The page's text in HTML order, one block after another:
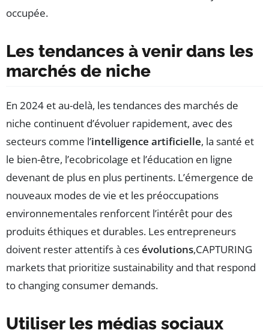
occupée.
Les tendances à venir dans les
marchés de niche
En 2024 et au-delà, les tendances des marchés de
niche continuent d’évoluer rapidement, avec des
secteurs comme l’intelligence artificielle, la santé et
le bien-être, l’ecobricolage et l’éducation en ligne
devenant de plus en plus pertinents. L’émergence de
nouveaux modes de vie et les préoccupations
environnementales renforcent l’intérêt pour des
produits éthiques et durables. Les entrepreneurs
doivent rester attentifs à cesévolutions,CAPTURING
markets that prioritize sustainability and that respond
to changing consumer demands.
Utiliser les médias sociaux